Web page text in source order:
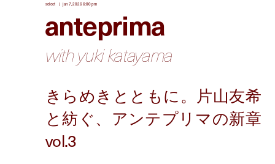
select jan 7, 2026 6:00 pm
anteprima
with yuki katayama